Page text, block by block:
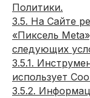
Политики.
3.5. На Сайте
«Пиксель
следующих
3.5.1.
использует
3.5.2.